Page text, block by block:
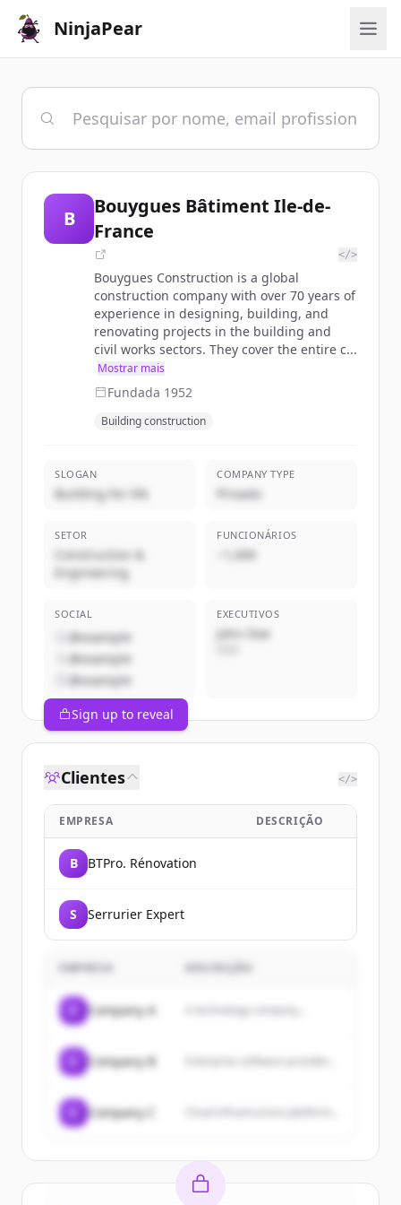
NinjaPear
B
Bouygues Bâtiment Ile-de-
France
</>
Bouygues Construction is a global
construction company with over 70 years of
experience in designing, building, and
renovating projects in the building and
civil works sectors. They cover the entire c...
Mostrar mais
Fundada 1952
Building construction
SLOGAN
Building for life
COMPANY TYPE
Privado
SETOR
Construction &
Engineering
FUNCIONÁRIOS
~1,000
SOCIAL
@example
@example
@example
EXECUTIVOS
John Doe
Sign up to reveal
Clientes </>
EMPRESA DESCRIÇÃO
B BTPro. Rénovation
S Serrurier Expert
EMPRESA
Company A A technology company...
Company B
Company C